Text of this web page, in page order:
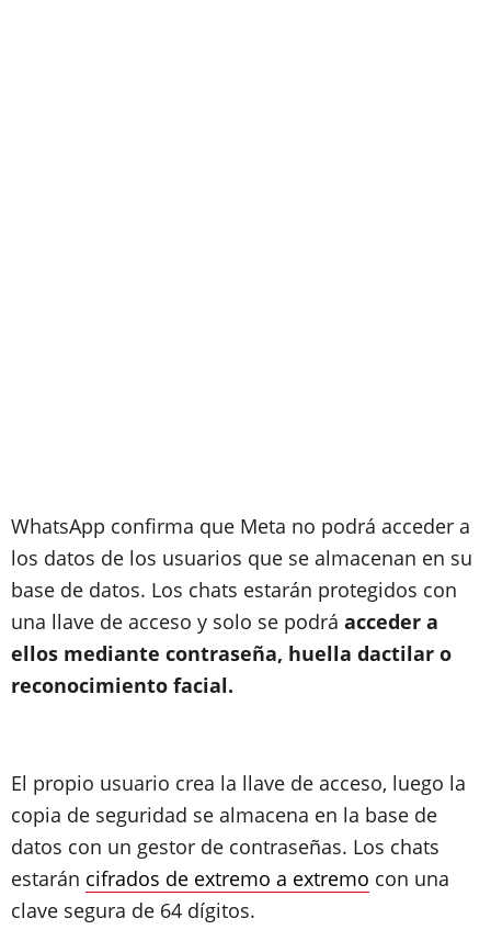
WhatsApp confirma que Meta no podrá acceder a
los datos de los usuarios que se almacenan en su
base de datos. Los chats estarán protegidos con
una llave de acceso y solo se podrá acceder a
ellos mediante contraseña, huella dactilar o
reconocimiento facial.
El propio usuario crea la llave de acceso, luego la
copia de seguridad se almacena en la base de
datos con un gestor de contraseñas. Los chats
estarán cifrados de extremo a extremo con una
clave segura de 64 dígitos.